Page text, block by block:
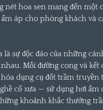
nét hoa sen mang đến
áp cho phòng khách và
sự độc đáo của những
Mỗi đường cong và kết
dụng cụ đốt trầm truyền
cổ xưa — sử dụng hơi ấm
khoảnh khắc thưởng